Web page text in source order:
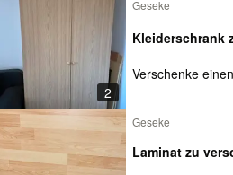
Nachrichten
Anzeige aufgeben
2
Geseke
Kleiderschrank
Verschenke
Geseke
Laminat zu